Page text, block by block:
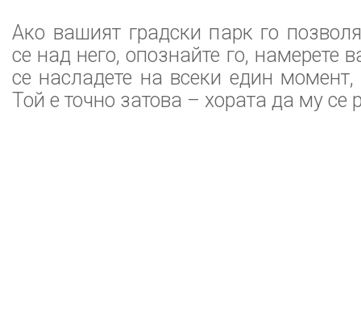
Ако вашият градски парк го
се над него, опознайте го, намерете
се насладете на всеки един момент,
Той е точно затова – хората да му се